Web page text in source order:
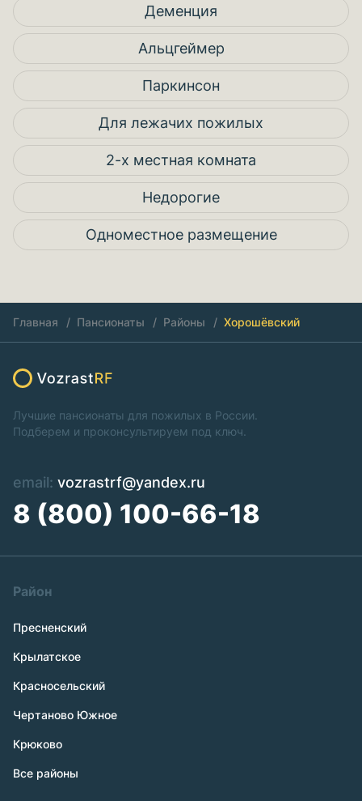
Деменция
Альцгеймер
Паркинсон
Для лежачих пожилых
2-х местная комната
Недорогие
Одноместное размещение
Главная Пансионаты Районы Хорошёвский
Лучшие пансионаты для пожилых в России.
Подберем и проконсультируем под ключ.
email: vozrastrf@yandex.ru
8 (800) 100-66-18
Район
Пресненский
Крылатское
Красносельский
Чертаново Южное
Крюково
Все районы